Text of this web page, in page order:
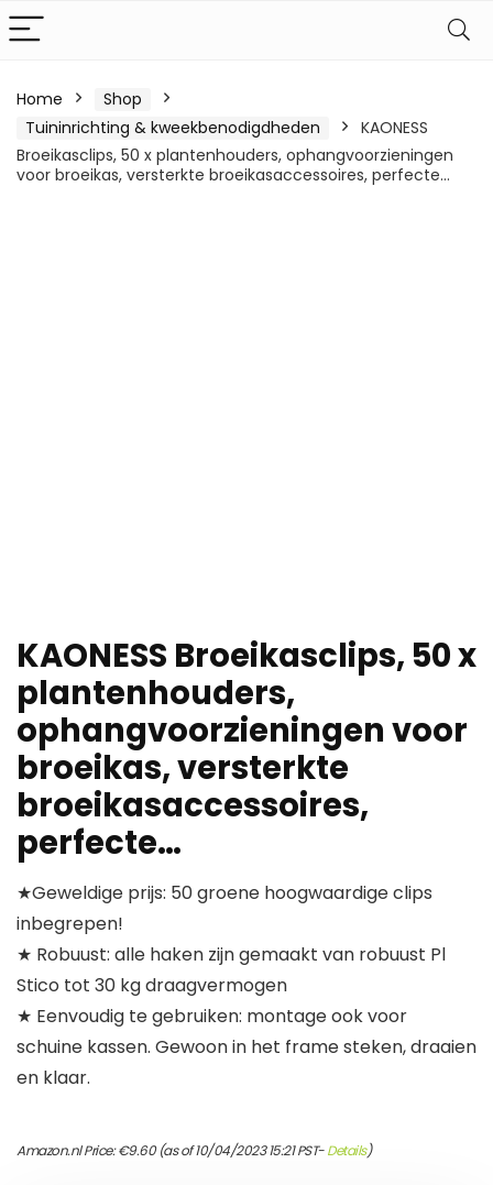
Home
Shop
Tuininrichting & kweekbenodigdheden
KAONESS
Broeikasclips, 50 x plantenhouders, ophangvoorzieningen
voor broeikas, versterkte broeikasaccessoires, perfecte…
KAONESS Broeikasclips, 50 x
plantenhouders,
ophangvoorzieningen voor
broeikas, versterkte
broeikasaccessoires,
perfecte…
★Geweldige prijs: 50 groene hoogwaardige clips
inbegrepen!
★ Robuust: alle haken zijn gemaakt van robuust Pl
Stico tot 30 kg draagvermogen
★ Eenvoudig te gebruiken: montage ook voor
schuine kassen. Gewoon in het frame steken, draaien
en klaar.
Amazon.nl Price:€9.60(as of 10/04/2023 15:21 PST-Details)